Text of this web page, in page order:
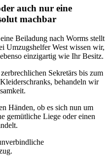
auch nur eine
machbar
Beiladung nach Worms stellt
Umzugshelfer West wissen wir,
einzigartig wie Ihr Besitz.
Sekretärs bis zum
behandeln wir
Händen, ob es sich nun um
gemütliche Liege oder einen